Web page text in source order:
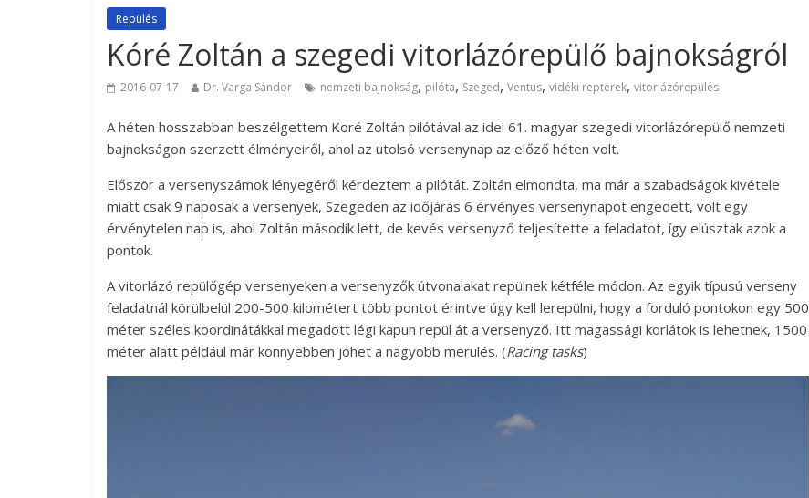
Repülés
Kóré Zoltán a szegedi vitorlázórepülő bajnokságról
2016-07-17 Dr. Varga Sándor nemzeti bajnokság, pilóta, Szeged, Ventus, vidéki repterek, vitorlázórepülés
A héten hosszabban beszélgettem Koré Zoltán pilótával az idei 61. magyar szegedi vitorlázórepülő nemzeti
bajnokságon szerzett élményeiről, ahol az utolsó versenynap az előző héten volt.
Először a versenyszámok lényegéről kérdeztem a pilótát. Zoltán elmondta, ma már a szabadságok kivétele
miatt csak 9 naposak a versenyek, Szegeden az időjárás 6 érvényes versenynapot engedett, volt egy
érvénytelen nap is, ahol Zoltán második lett, de kevés versenyző teljesítette a feladatot, így elúsztak azok a
pontok.
A vitorlázó repülőgép versenyeken a versenyzők útvonalakat repülnek kétféle módon. Az egyik típusú verseny
feladatnál körülbelül 200-500 kilométert több pontot érintve úgy kell lerepülni, hogy a forduló pontokon egy 500
méter széles koordinátákkal megadott légi kapun repül át a versenyző. Itt magassági korlátok is lehetnek, 1500
méter alatt például már könnyebben jöhet a nagyobb merülés. (Racing tasks)